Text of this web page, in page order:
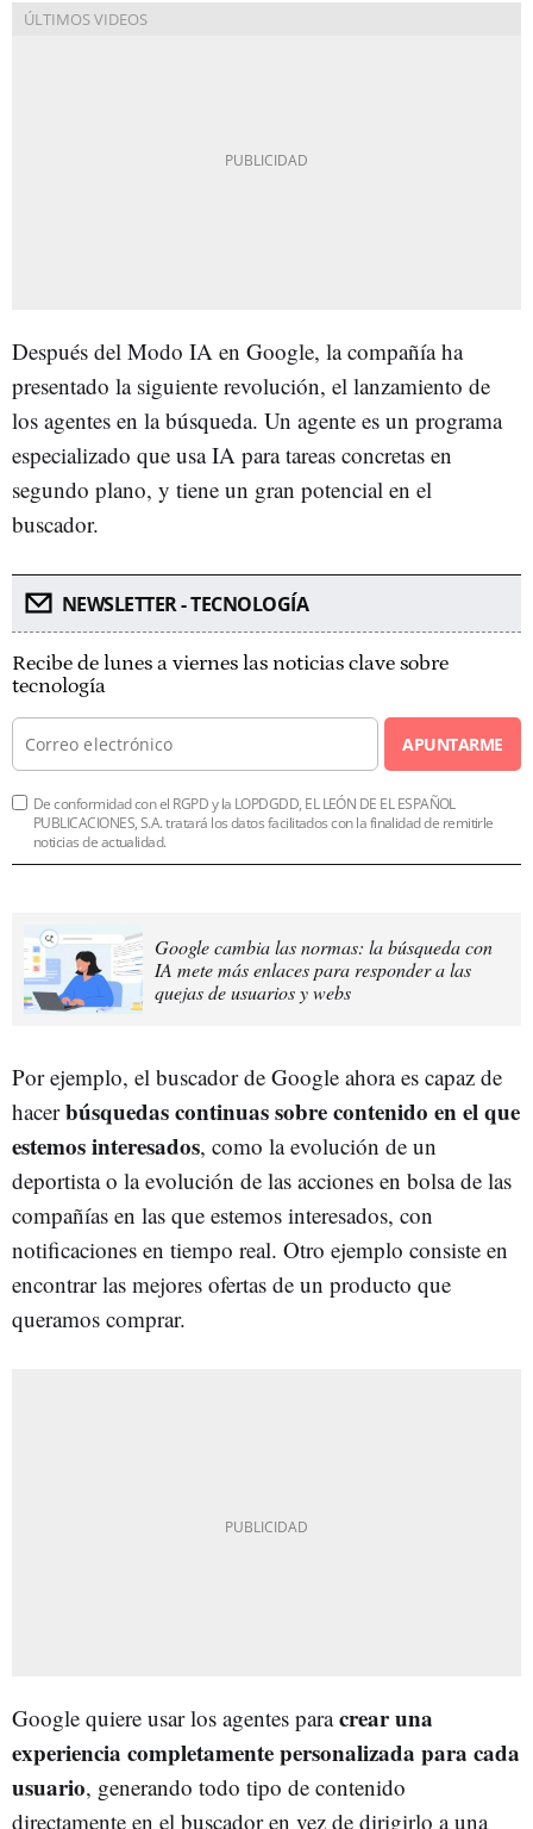
Después del Modo IA en Google, la compañía ha
presentado la siguiente revolución, el lanzamiento de
los agentes en la búsqueda. Un agente es un programa
especializado que usa IA para tareas concretas en
segundo plano, y tiene un gran potencial en el
buscador.
NEWSLETTER - TECNOLOGÍA
Recibe de lunes a viernes las noticias clave sobre
tecnología
APUNTARME
De conformidad con el RGPD y la LOPDGDD, EL LEÓN DE EL ESPAÑOL
PUBLICACIONES, S.A. tratará los datos facilitados con la finalidad de remitirle
noticias de actualidad.
Google cambia las normas: la búsqueda con
IA mete más enlaces para responder a las
quejas de usuarios y webs
Por ejemplo, el buscador de Google ahora es capaz de
hacerbúsquedas continuas sobre contenido en el que
estemos interesados, como la evolución de un
deportista o la evolución de las acciones en bolsa de las
compañías en las que estemos interesados, con
notificaciones en tiempo real. Otro ejemplo consiste en
encontrar las mejores ofertas de un producto que
queramos comprar.
Google quiere usar los agentes paracrear una
experiencia completamente personalizada para cada
usuario, generando todo tipo de contenido
directamente en el buscador en vez de dirigirlo a una